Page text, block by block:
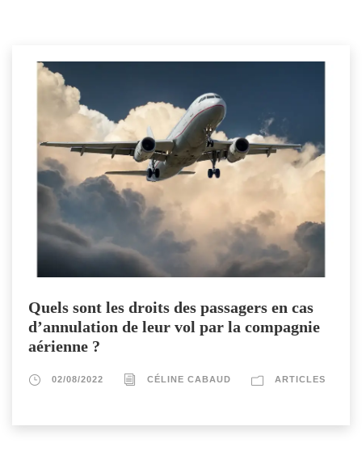
Quels sont les droits des passagers en cas
d’annulation de leur vol par la compagnie
aérienne ?
02/08/2022 CÉLINE CABAUD ARTICLES